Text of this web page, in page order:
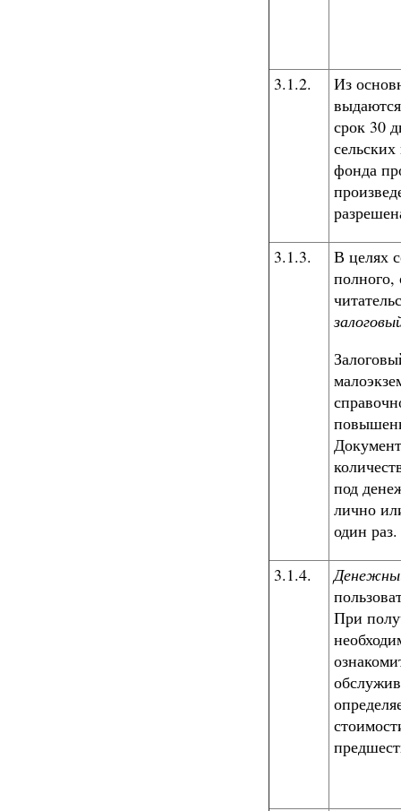
3.1.2.
Из
срок 30
фонда
3.1.3.
В целях
полного,
под
лично
один раз.
3.1.4.
При